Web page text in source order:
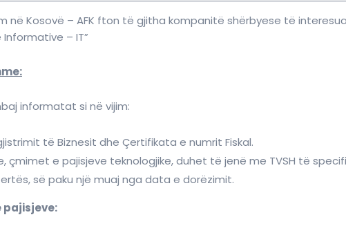
në Kosovë – AFK fton të gjitha kompanitë shërbyese të
– IT”
informatat si në vijim:
të Biznesit dhe Çertifikata e numrit Fiskal.
çmimet e pajisjeve teknologjike, duhet të jenë me TVSH të
së paku një muaj nga data e dorëzimit.
pajisjeve: